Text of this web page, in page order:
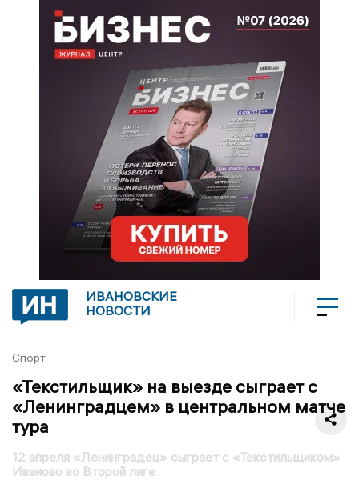
ИВАНОВСКИЕ
НОВОСТИ
Спорт
«Текстильщик» на выезде сыграет с
«Ленинградцем» в центральном матче
тура
12 апреля «Ленинградец» сыграет с «Текстильщиком»
Иваново во Второй лиге